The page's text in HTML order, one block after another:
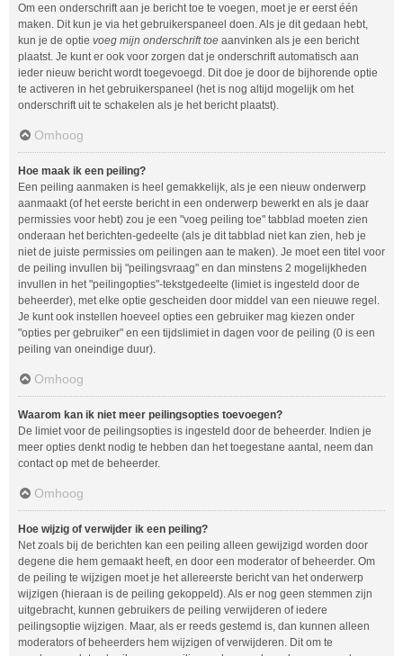
Om een onderschrift aan je bericht toe te voegen, moet je er eerst één
maken. Dit kun je via het gebruikerspaneel doen. Als je dit gedaan hebt,
kun je de optie voeg mijn onderschrift toe aanvinken als je een bericht
plaatst. Je kunt er ook voor zorgen dat je onderschrift automatisch aan
ieder nieuw bericht wordt toegevoegd. Dit doe je door de bijhorende optie
te activeren in het gebruikerspaneel (het is nog altijd mogelijk om het
onderschrift uit te schakelen als je het bericht plaatst).
Omhoog
Hoe maak ik een peiling?
Een peiling aanmaken is heel gemakkelijk, als je een nieuw onderwerp
aanmaakt (of het eerste bericht in een onderwerp bewerkt en als je daar
permissies voor hebt) zou je een "voeg peiling toe" tabblad moeten zien
onderaan het berichten-gedeelte (als je dit tabblad niet kan zien, heb je
niet de juiste permissies om peilingen aan te maken). Je moet een titel voor
de peiling invullen bij "peilingsvraag" en dan minstens 2 mogelijkheden
invullen in het "peilingopties"-tekstgedeelte (limiet is ingesteld door de
beheerder), met elke optie gescheiden door middel van een nieuwe regel.
Je kunt ook instellen hoeveel opties een gebruiker mag kiezen onder
"opties per gebruiker" en een tijdslimiet in dagen voor de peiling (0 is een
peiling van oneindige duur).
Omhoog
Waarom kan ik niet meer peilingsopties toevoegen?
De limiet voor de peilingsopties is ingesteld door de beheerder. Indien je
meer opties denkt nodig te hebben dan het toegestane aantal, neem dan
contact op met de beheerder.
Omhoog
Hoe wijzig of verwijder ik een peiling?
Net zoals bij de berichten kan een peiling alleen gewijzigd worden door
degene die hem gemaakt heeft, en door een moderator of beheerder. Om
de peiling te wijzigen moet je het allereerste bericht van het onderwerp
wijzigen (hieraan is de peiling gekoppeld). Als er nog geen stemmen zijn
uitgebracht, kunnen gebruikers de peiling verwijderen of iedere
peilingsoptie wijzigen. Maar, als er reeds gestemd is, dan kunnen alleen
moderators of beheerders hem wijzigen of verwijderen. Dit om te